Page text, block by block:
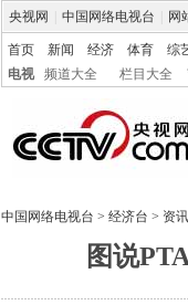
央视网 中国网络电视台 网
首页 新闻 经济 体育 综
电视
频道大全 栏目大全
中国网络电视台 > 经济台 > 资讯
图说